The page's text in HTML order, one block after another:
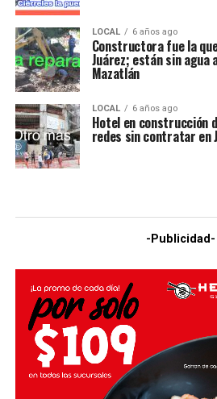
LOCAL 6 años ago
Constructora fue la
Juárez; están sin agua
Mazatlán
LOCAL 6 años ago
Hotel en construcción
redes sin contratar en
-Publicidad-